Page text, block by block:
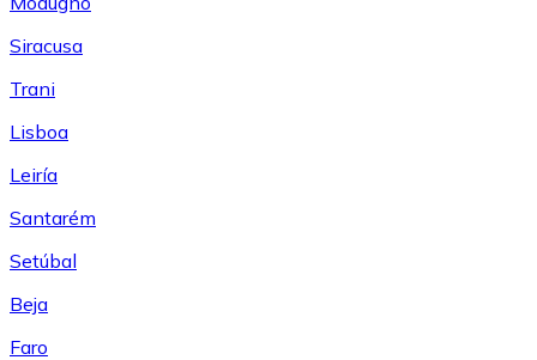
Siracusa
Trani
Lisboa
Leiría
Santarém
Setúbal
Beja
Faro